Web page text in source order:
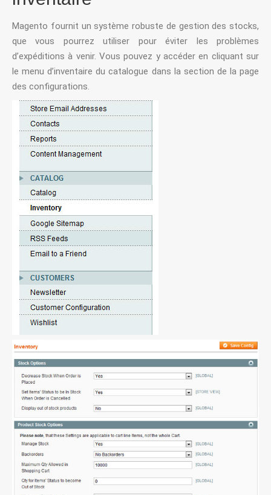
Magento fournit un système robuste de gestion des stocks,
que vous pourrez utiliser pour éviter les problèmes
d’expéditions à venir. Vous pouvez y accéder en cliquant sur
le menu d’inventaire du catalogue dans la section de la page
des configurations.